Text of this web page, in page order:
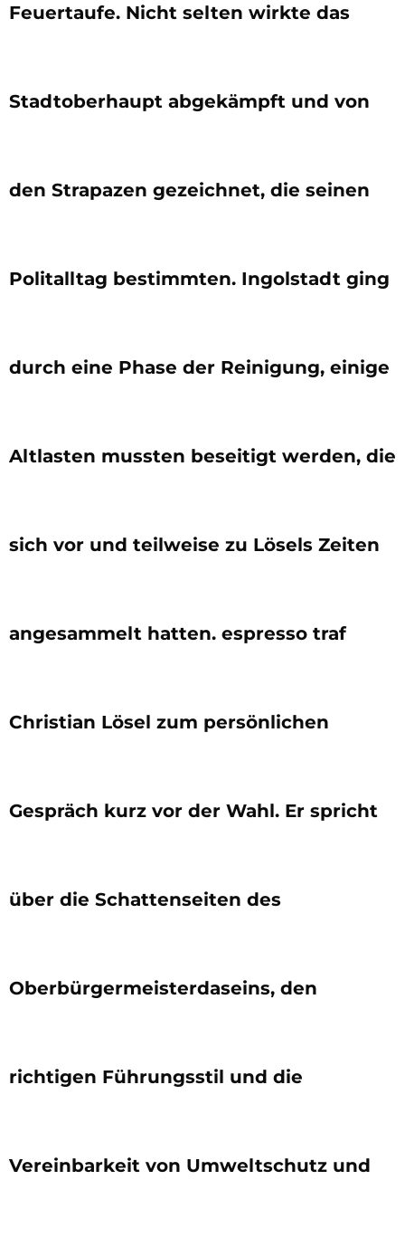
Feuertaufe. Nicht selten wirkte das
Stadtoberhaupt abgekämpft und von
den Strapazen gezeichnet, die seinen
Politalltag bestimmten. Ingolstadt ging
durch eine Phase der Reinigung, einige
Altlasten mussten beseitigt werden, die
sich vor und teilweise zu Lösels Zeiten
angesammelt hatten. espresso traf
Christian Lösel zum persönlichen
Gespräch kurz vor der Wahl. Er spricht
über die Schattenseiten des
Oberbürgermeisterdaseins, den
richtigen Führungsstil und die
Vereinbarkeit von Umweltschutz und